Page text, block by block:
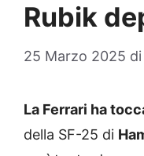
Rubik
25 Marzo 2025 di
La Ferrari ha
della SF-25 di